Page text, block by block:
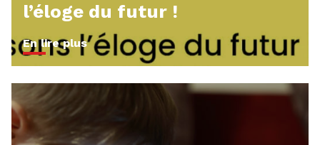
l’éloge du futur !
En lire plus